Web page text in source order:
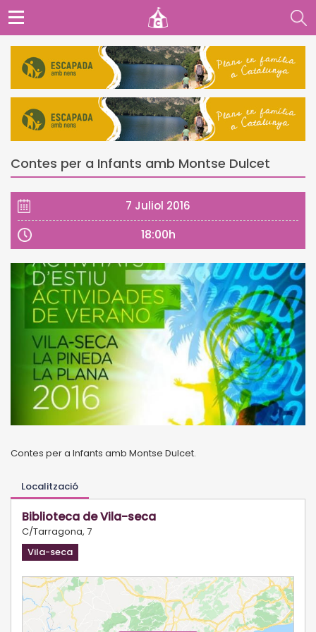
Contes per a Infants amb Montse Dulcet
7 Juliol 2016
18:00h
Contes per a Infants amb Montse Dulcet.
Localització
Biblioteca de Vila-seca
C/Tarragona, 7
Vila-seca